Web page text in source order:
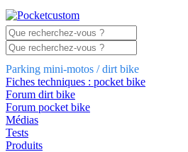
Parking mini-motos / dirt bike
Fiches techniques : pocket bike
Forum dirt bike
Forum pocket bike
Médias
Tests
Produits